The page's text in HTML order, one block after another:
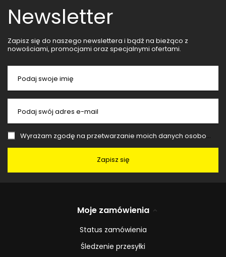
Newsletter
Zapisz się do naszego newslettera i bądź na bieżąco z
nowościami, promocjami oraz specjalnymi ofertami.
Podaj swoje imię
Podaj swój adres e-mail
Wyrażam zgodę na przetwarzanie moich danych osobowych (adres e-mail) na potrzeby wysyłki newslettera z informacją handlową (marketing). Więcej w
Zapisz się
Moje zamówienia
Status zamówienia
Śledzenie przesyłki